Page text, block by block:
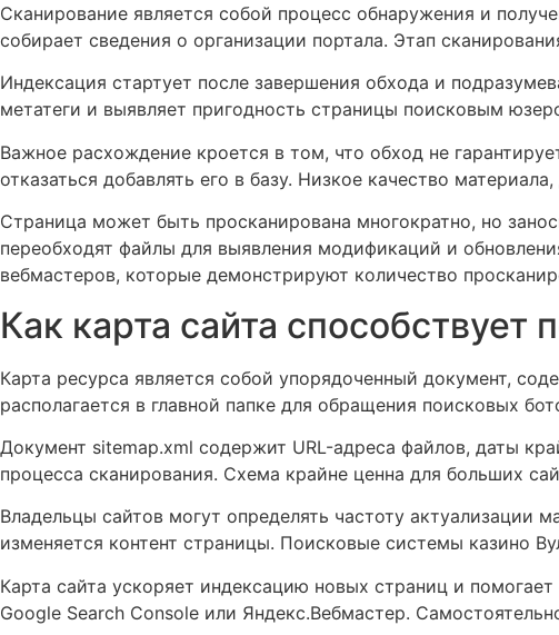
Сканирование является собой процесс обнаружения и
собирает сведения о организации портала. Этап
Индексация стартует после завершения обхода и
метатеги и выявляет пригодность страницы поисковым
Важное расхождение кроется в том, что обход не
отказаться добавлять его в базу. Низкое качество
Страница может быть просканирована многократно, но
переобходят файлы для выявления модификаций и
вебмастеров, которые демонстрируют количество
Как карта сайта
Карта ресурса является собой упорядоченный документ,
располагается в главной папке для обращения поисковых
Документ sitemap.xml содержит URL-адреса файлов, даты
процесса сканирования. Схема крайне ценна для больших
Владельцы сайтов могут определять частоту
изменяется контент страницы. Поисковые системы казино
Карта сайта ускоряет индексацию новых страниц и
Google Search Console или Яндекс.Вебмастер.